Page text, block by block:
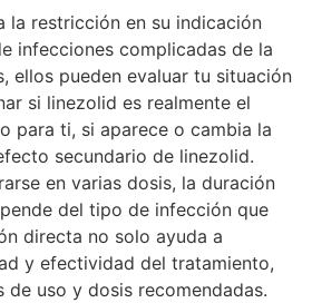
la restricción en su indicación
infecciones complicadas de la
ellos pueden evaluar tu situación
si linezolid es realmente el
para ti, si aparece o cambia la
secundario de linezolid.
en varias dosis, la duración
del tipo de infección que
directa no solo ayuda a
y efectividad del tratamiento,
de uso y dosis recomendadas.